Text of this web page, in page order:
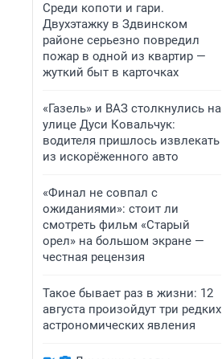
Среди копоти и гари.
Двухэтажку в Здвинском
районе серьезно повредил
пожар в одной из квартир —
жуткий быт в карточках
«Газель» и ВАЗ столкнулись на
улице Дуси Ковальчук:
водителя пришлось извлекать
из искорёженного авто
«Финал не совпал с
ожиданиями»: стоит ли
смотреть фильм «Старый
орел» на большом экране —
честная рецензия
Такое бывает раз в жизни: 12
августа произойдут три редких
астрономических явления